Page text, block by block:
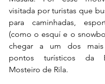
visitada por turistas que
para caminhadas,
(como o esquí e o
chegar a um dos mais
pontos turísticos da
Mosteiro de Rila.